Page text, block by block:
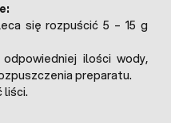
się rozpuścić 5 – 15 g
ilości wody,
preparatu.
liści.